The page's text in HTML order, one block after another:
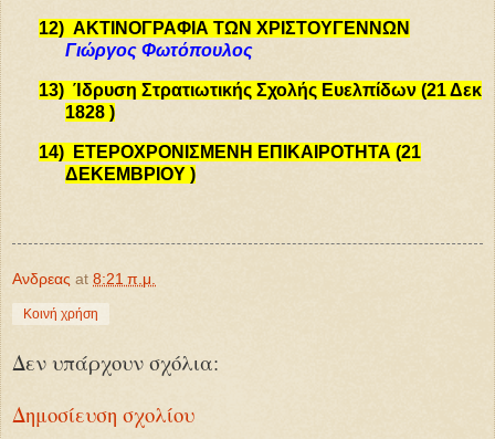
12) ΑΚΤΙΝΟΓΡΑΦΙΑ ΤΩΝ ΧΡΙΣΤΟΥΓΕΝΝΩΝ
Γιώργος Φωτόπουλος
13) Ίδρυση Στρατιωτικής Σχολής Ευελπίδων (21 Δεκ
1828 )
14)
ΕΤΕΡΟΧΡΟΝΙΣΜΕΝΗ ΕΠΙΚΑΙΡΟΤΗΤΑ (21
ΔΕΚΕΜΒΡΙΟΥ )
Ανδρεας at 8:21 π.μ.
Κοινή χρήση
Δεν υπάρχουν σχόλια:
Δημοσίευση σχολίου